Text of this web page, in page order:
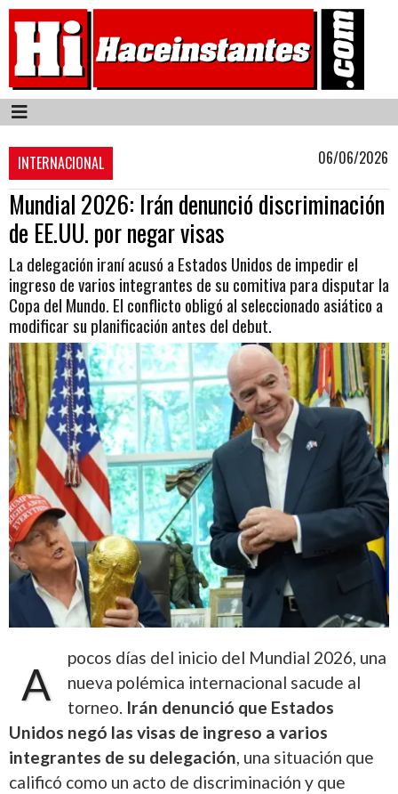
INTERNACIONAL 06/06/2026
Mundial 2026: Irán denunció discriminación
de EE.UU. por negar visas
La delegación iraní acusó a Estados Unidos de impedir el
ingreso de varios integrantes de su comitiva para disputar la
Copa del Mundo. El conflicto obligó al seleccionado asiático a
modificar su planificación antes del debut.
A
pocos días del inicio del Mundial 2026, una
nueva polémica internacional sacude al
torneo. Irán denunció que Estados
Unidos negó las visas de ingreso a varios
integrantes de su delegación, una situación que
calificó como un acto de discriminación y que